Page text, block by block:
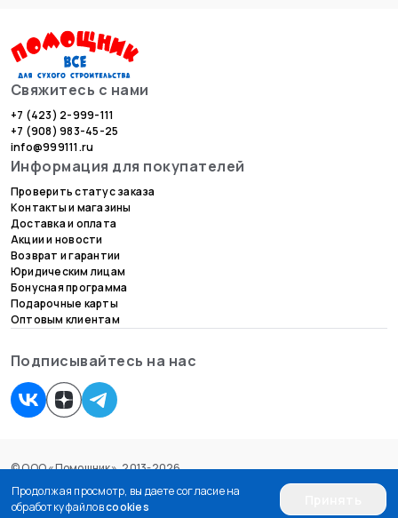
Продолжая просмотр, вы даете согласие на
обработку файловcookies
Свяжитесь с нами
+7 (423) 2-999-111
+7 (908) 983-45-25
info@999111.ru
Информация для покупателей
Проверить статус заказа
Контакты и магазины
Доставка и оплата
Акции и новости
Возврат и гарантии
Юридическим лицам
Бонусная программа
Подарочные карты
Оптовым клиентам
Подписывайтесь на нас
© ООО «Помощник», 2013-2026.
Согласие на обработку персональных данных
Пользовательское соглашение